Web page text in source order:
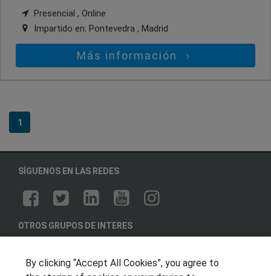
Presencial , Online
Impartido en: Pontevedra , Madrid
Más información
1
SÍGUENOS EN LAS REDES
OTROS GRUPOS DE INTERES
Hablemos de empleo
By clicking “Accept All Cookies”, you agree to